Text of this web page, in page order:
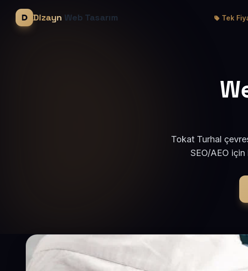
Dizayn Web Tasarım Tek
Tokat Turhal
SEO/AEO için